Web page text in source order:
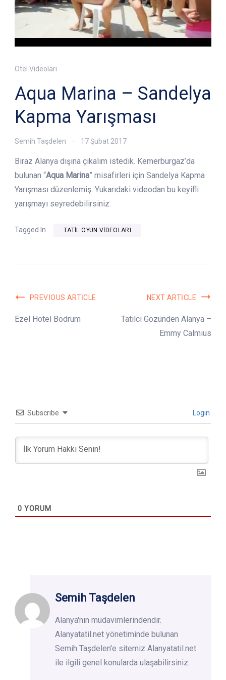
Otel Videoları
Aqua Marina – Sandelya
Kapma Yarışması
Semih Taşdelen 17 Şubat 2017
Biraz Alanya dışına çıkalım istedik. Kemerburgaz’da
bulunan “Aqua Marina” misafirleri için Sandelya Kapma
Yarışması düzenlemiş. Yukarıdaki videodan bu keyifli
yarışmayı seyredebilirsiniz.
Tagged In TATIL OYUN VIDEOLARI
Post
Navigation
PREVIOUS ARTICLE
Ezel Hotel Bodrum
NEXT ARTICLE
Tatilci Gözünden Alanya –
Emmy Calmius
Subscribe Login
0 YORUM
Semih Taşdelen
Alanya'nın müdavimlerindendir.
Alanyatatil.net yönetiminde bulunan
Semih Taşdelen'e sitemiz Alanyatatil.net
ile ilgili genel konularda ulaşabilirsiniz.